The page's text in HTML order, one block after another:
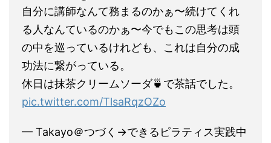
自分に講師なんて務まるのかぁ〜続けてくれ
る人なんているのかぁ〜今でもこの思考は頭
の中を巡っているけれども、これは自分の成
功法に繋がっている。
休日は抹茶クリームソーダ🍵で茶話でした。
pic.twitter.com/TlsaRqzOZo
— Takayo＠つづく→できるピラティス実践中